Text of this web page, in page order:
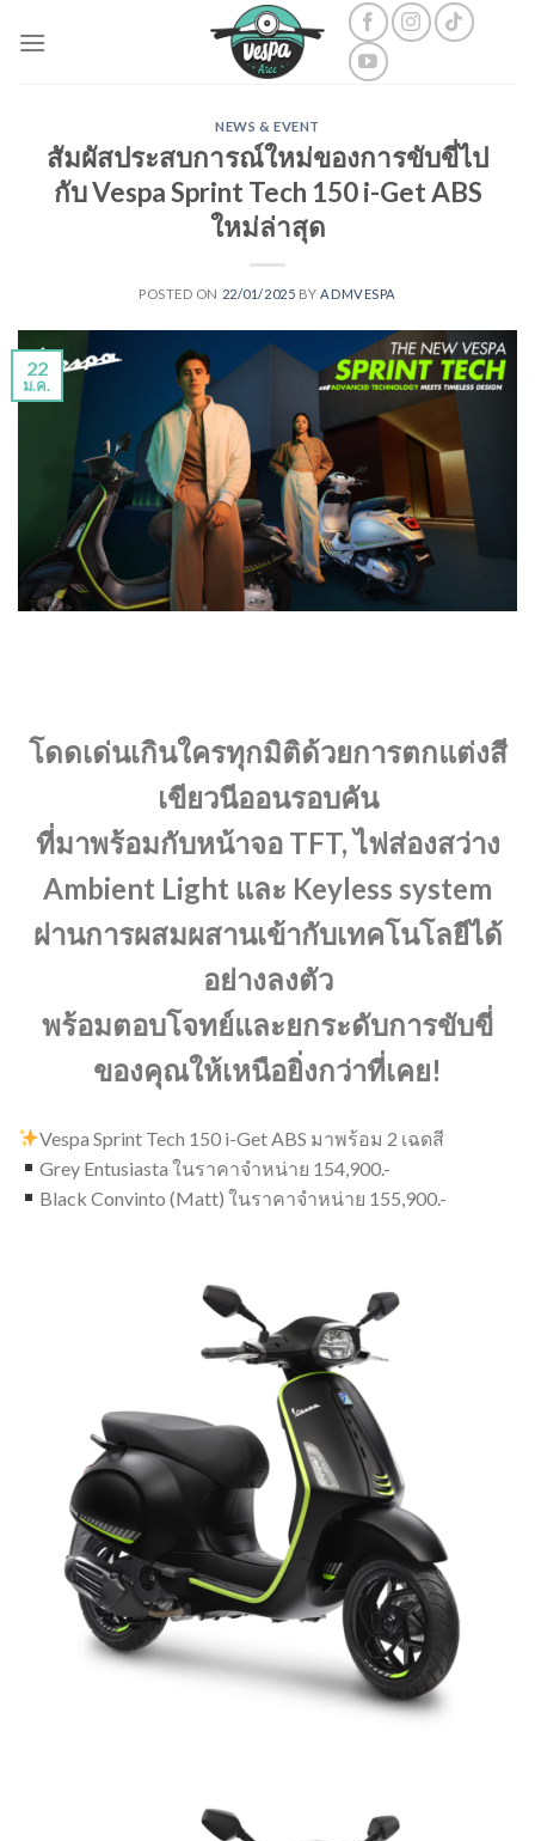
NEWS & EVENT
สัมผัสประสบการณ์ใหม่ของการขับขี่ไป
กับ Vespa Sprint Tech 150 i-Get ABS
ใหม่ล่าสุด
POSTED ON 22/01/2025 BY ADMVESPA
22
ม.ค.
โดดเด่นเกินใครทุกมิติด้วยการตกแต่งสี
เขียวนีออนรอบคัน
ที่มาพร้อมกับหน้าจอ TFT, ไฟส่องสว่าง
Ambient Light และ Keyless system
ผ่านการผสมผสานเข้ากับเทคโนโลยีได้
อย่างลงตัว
พร้อมตอบโจทย์และยกระดับการขับขี่
ของคุณให้เหนือยิ่งกว่าที่เคย!
Vespa Sprint Tech 150 i-Get ABS มาพร้อม 2 เฉดสี
Grey Entusiasta ในราคาจำหน่าย 154,900.-
Black Convinto (Matt) ในราคาจำหน่าย 155,900.-